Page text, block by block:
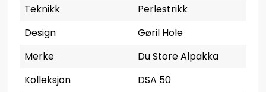
Teknikk
Perlestrikk
Design
Gøril Hole
Merke
Du Store Alpakka
Kolleksjon
DSA 50